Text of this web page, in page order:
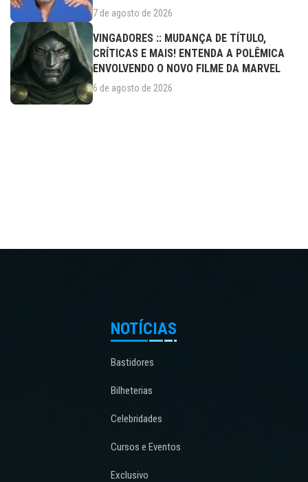
7 de agosto de 2026
VINGADORES :: MUDANÇA DE TÍTULO,
CRÍTICAS E MAIS! ENTENDA A POLÊMICA
ENVOLVENDO O NOVO FILME DA MARVEL
6 de agosto de 2026
NOTÍCIAS
Bastidores
Bilheterias
Celebridades
Cursos e Eventos
Exclusivo